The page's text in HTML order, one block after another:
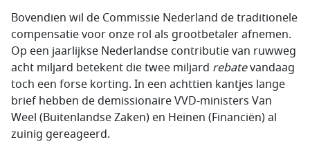
Bovendien wil de Commissie Nederland de traditionele
compensatie voor onze rol als grootbetaler afnemen.
Op een jaarlijkse Nederlandse contributie van ruwweg
acht miljard betekent die twee miljard rebatevandaag
toch een forse korting. In een achttien kantjes lange
brief hebben de demissionaire VVD-ministers Van
Weel (Buitenlandse Zaken) en Heinen (Financiën) al
zuinig gereageerd.